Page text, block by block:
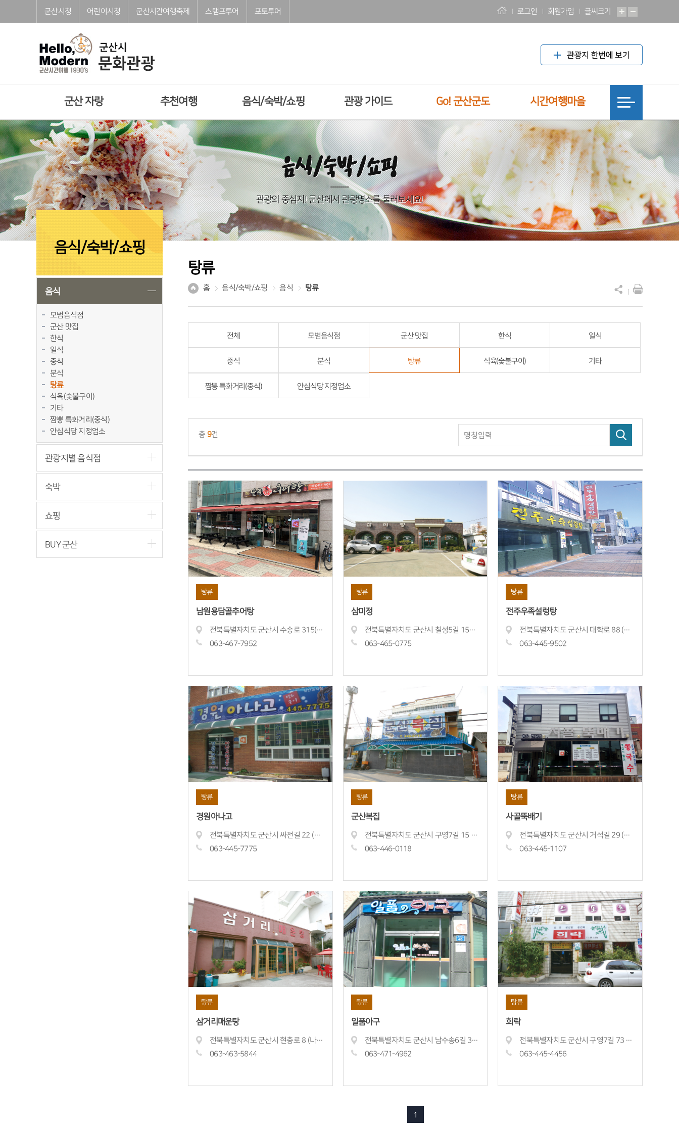
군산시청 어린이시청 군산시간여행축제 스탬프투어 포토투어 로그인 회원가입 글씨크기
군산 자랑 추천여행 음식/숙박/쇼핑 관광 가이드 Go! 군산군도 시간여행마을
음식/숙박/쇼핑
관광의 중심지! 군산에서 관광명소를 둘러보세요!
음식/숙박/쇼핑
음식
모범음식점
군산 맛집
한식
일식
중식
분식
탕류
식육(숯불구이)
기타
짬뽕 특화거리(중식)
안심식당 지정업소
관광지별 음식점
숙박
쇼핑
BUY 군산
탕류
홈 음식/숙박/쇼핑 음식 탕류
전체 모범음식점 군산 맛집 한식 일식
중식 분식 탕류 식육(숯불구이) 기타
짬뽕 특화거리(중식) 안심식당 지정업소
총 9건
탕류
남원용담골추어탕
전북특별자치도 군산시 수송로 315(미장동)
063-467-7952
탕류
삼미정
전북특별자치도 군산시 칠성5길 159 (소룡동)
063-465-0775
탕류
전주우족설렁탕
전북특별자치도 군산시 대학로 88 (금광동)
063-445-9502
탕류
경원아나고
전북특별자치도 군산시 싸전길 22 (죽성동)
063-445-7775
탕류
군산복집
전북특별자치도 군산시 구영7길 15 (월명동)
063-446-0118
탕류
사골뚝배기
전북특별자치도 군산시 거석길 29 (신창동)
063-445-1107
탕류
삼거리매운탕
전북특별자치도 군산시 현충로 8 (나운동)
063-463-5844
탕류
일품아구
전북특별자치도 군산시 남수송6길 3-8 (수송동)
063-471-4962
탕류
희락
전북특별자치도 군산시 구영7길 73 (중앙로1가)
063-445-4456
1